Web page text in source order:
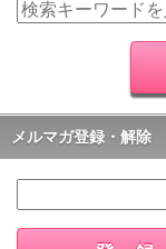
メルマガ登録・解除